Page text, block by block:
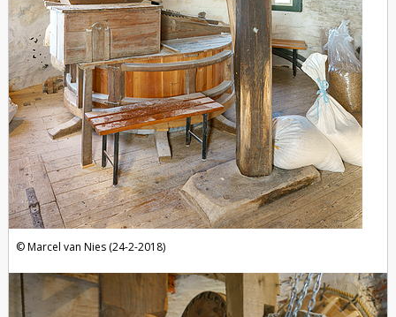
Marcel van Nies (24-2-2018)